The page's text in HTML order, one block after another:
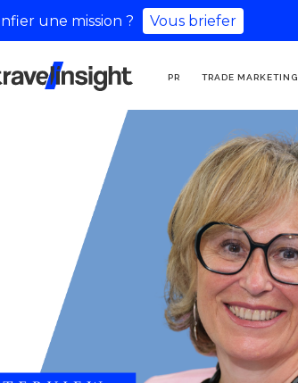
TOURISMUS
PR TRADE MARKETING
une mission ? Vous briefer